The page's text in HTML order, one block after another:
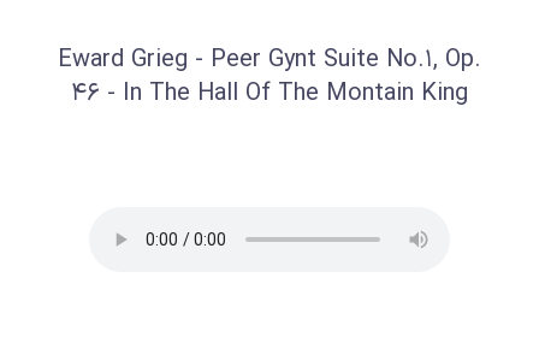
Eward Grieg - Peer Gynt Suite No.1, Op.
46 - In The Hall Of The Montain King